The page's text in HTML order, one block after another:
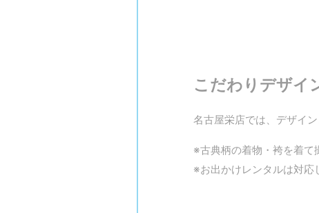
こだわりデザイ
名古屋栄店では、デザイ
※古典柄の着物・袴を着て
※お出かけレンタルは対応